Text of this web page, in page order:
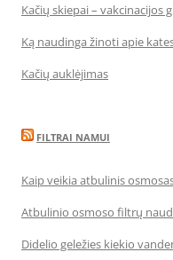
Kačių skiepai – vakcinacijos
Ką naudinga žinoti apie
Kačių auklėjimas
FILTRAI NAMUI
Kaip veikia atbulinis
Atbulinio osmoso filtrų
Didelio geležies kiekio